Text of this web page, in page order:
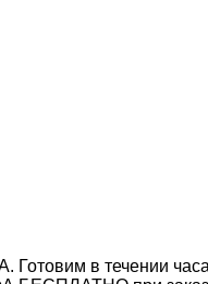
в течении